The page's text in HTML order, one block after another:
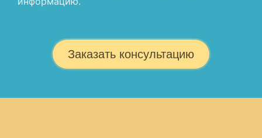
Заказать консультацию